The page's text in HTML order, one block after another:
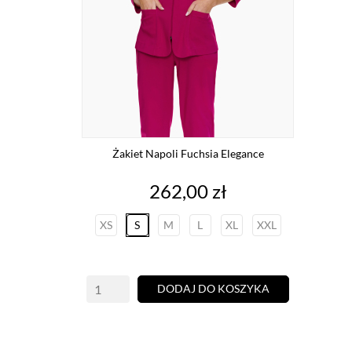
Żakiet Napoli Fuchsia Elegance
Cena
262,00 zł
XS S M L XL XXL
DODAJ DO KOSZYKA